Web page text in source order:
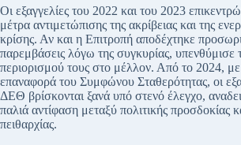
Οι εξαγγελίες του 2022 και του 2023
μέτρα αντιμετώπισης της ακρίβειας και της
κρίσης. Αν και η Επιτροπή αποδέχτηκε
παρεμβάσεις λόγω της συγκυρίας, υπενθύμισε
περιορισμού τους στο μέλλον. Από το 2024,
επαναφορά του Συμφώνου Σταθερότητας, οι
ΔΕΘ βρίσκονται ξανά υπό στενό έλεγχο,
παλιά αντίφαση μεταξύ πολιτικής προσδοκίας
πειθαρχίας.